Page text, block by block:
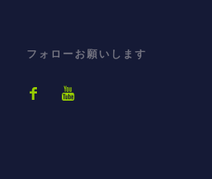
フォローお願いします